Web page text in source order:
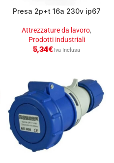
Presa 2p+t 16a 230v ip67
Attrezzature da lavoro,
Prodotti industriali
5,34€ Iva Inclusa